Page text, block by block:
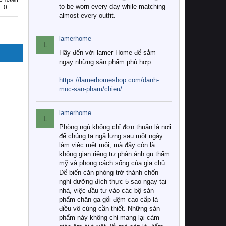
0
to be worn every day while matching
almost every outfit.
L
lamerhome
Hãy đến với lamer Home để sắm
ngay những sản phẩm phù hợp
https://lamerhomeshop.com/danh-
muc-san-pham/chieu/
L
lamerhome
Phòng ngủ không chỉ đơn thuần là nơi
để chúng ta ngả lưng sau một ngày
làm việc mệt mỏi, mà đây còn là
không gian riêng tư phản ánh gu thẩm
mỹ và phong cách sống của gia chủ.
Để biến căn phòng trở thành chốn
nghỉ dưỡng đích thực 5 sao ngay tại
nhà, việc đầu tư vào các bộ sản
phẩm chăn ga gối đệm cao cấp là
điều vô cùng cần thiết. Những sản
phẩm này không chỉ mang lại cảm